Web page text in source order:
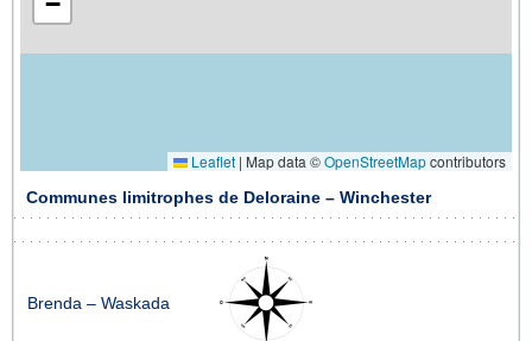
Leaflet | Map data ©OpenStreetMapcontributors
Communes limitrophes de Deloraine – Winchester
Brenda – Waskada